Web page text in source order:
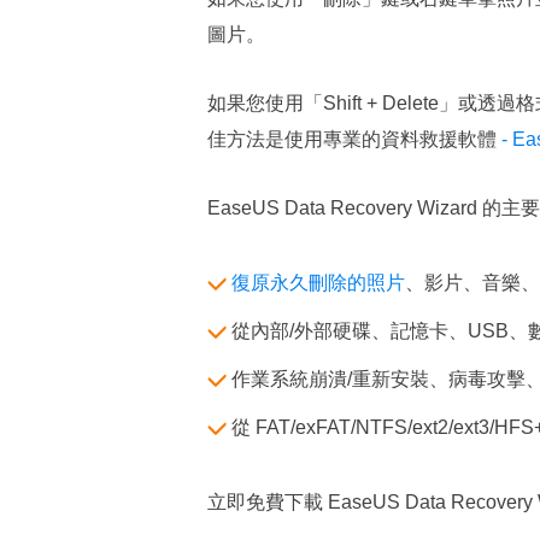
圖片。
如果您使用「Shift + Delete」或透過
佳方法是使用專業的資料救援軟體 -
EaseUS Data Recovery Wizard 的主
復原永久刪除的照片 、影片、音樂
從內部/外部硬碟、記憶卡、USB、
作業系統崩潰/重新安裝、病毒攻擊
從 FAT/exFAT/NTFS/ext2/ext3/
立即免費下載 EaseUS Data